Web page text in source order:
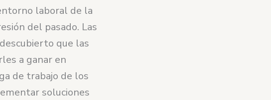
laboral de la
del pasado. Las
que las
a ganar en
de trabajo de los
soluciones